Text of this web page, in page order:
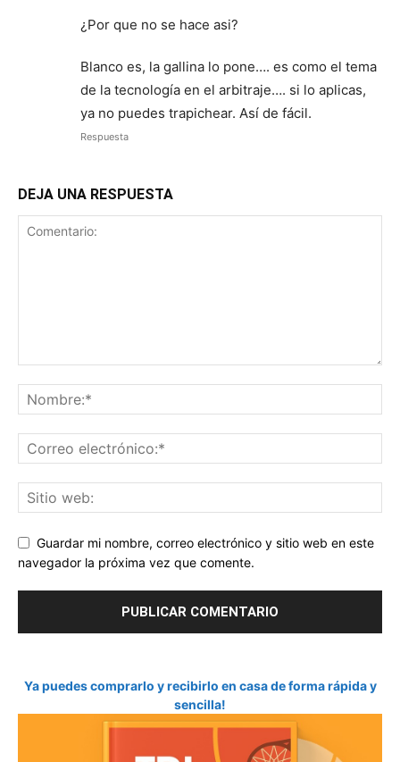
¿Por que no se hace asi?
Blanco es, la gallina lo pone…. es como el tema
de la tecnología en el arbitraje…. si lo aplicas,
ya no puedes trapichear. Así de fácil.
Respuesta
DEJA UNA RESPUESTA
Guardar mi nombre, correo electrónico y sitio web en este
navegador la próxima vez que comente.
Ya puedes comprarlo y recibirlo en casa de forma rápida y
sencilla!